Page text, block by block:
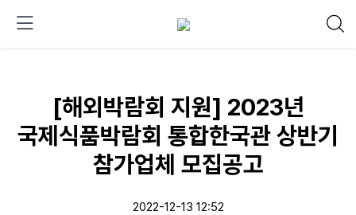
[해외박람회 지원] 2023년
국제식품박람회 통합한국관 상반기
참가업체 모집공고
2022-12-13 12:52